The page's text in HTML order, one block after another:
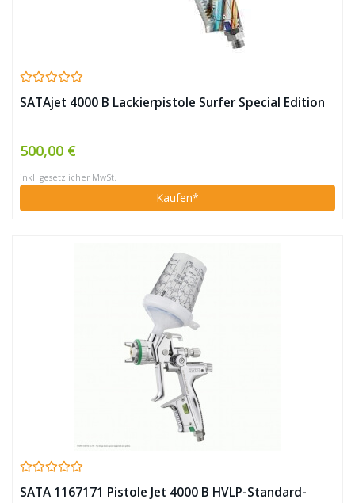
SATAjet 4000 B Lackierpistole Surfer Special Edition
500,00 €
inkl. gesetzlicher MwSt.
Kaufen*
SATA 1167171 Pistole Jet 4000 B HVLP-Standard-